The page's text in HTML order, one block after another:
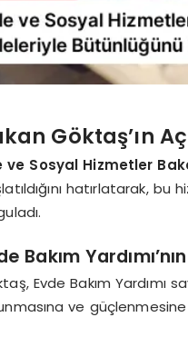
Göktaş’ın
ve Sosyal Hizmetler
hatırlatarak,
Bakım
Evde Bakım
ve